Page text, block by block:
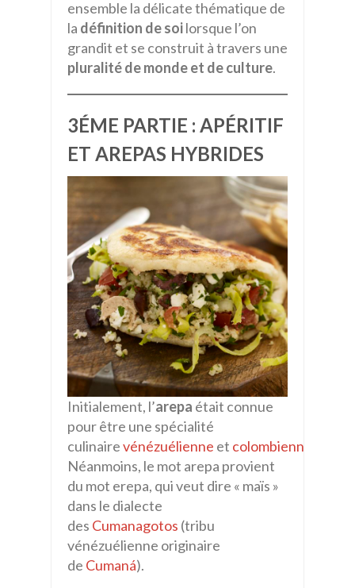
ensemble la délicate thématique de
la définition de soilorsque l’on
grandit et se construit à travers une
pluralité de monde et de culture.
3ÉME PARTIE : APÉRITIF
ET AREPAS HYBRIDES
Initialement, l’arepa était connue
pour être une spécialité
culinairevénézuélienne et colombienne
Néanmoins, le mot arepa provient
du mot erepa, qui veut dire « maïs »
dans le dialecte
des Cumanagotos (tribu
vénézuélienne originaire
de Cumaná).